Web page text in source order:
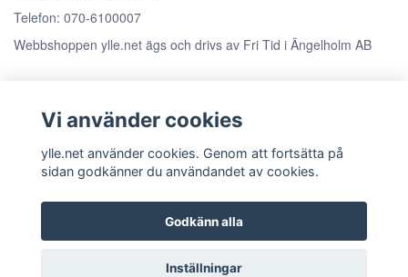
Telefon: 070-6100007
Webbshoppen ylle.net ägs och drivs av Fri Tid i Ängelholm AB
Anmäl dig till vårt nyhetsbrev
© Copyright ylle.net
Vi använder cookies
ylle.net använder cookies. Genom att fortsätta på
sidan godkänner du användandet av cookies.
Godkänn alla
Inställningar